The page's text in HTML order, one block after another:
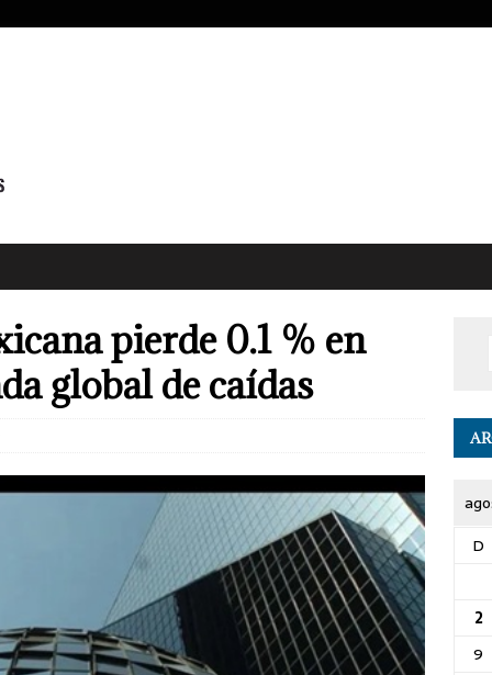
pierde 0.1 % en
global de caídas
D
2
9